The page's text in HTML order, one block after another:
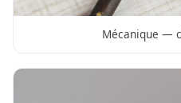
Mécanique —